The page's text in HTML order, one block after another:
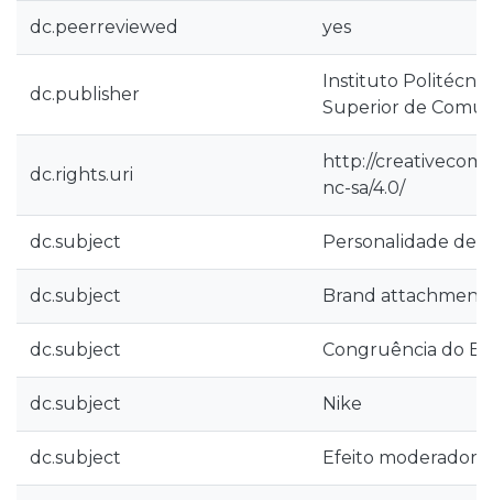
dc.peerreviewed yes
dc.publisher
Instituto
Superior de
dc.rights.uri
http://
nc-sa/4.0/
dc.subject Personalidade de
dc.subject Brand attachment
dc.subject Congruência do Eu
dc.subject Nike
dc.subject Efeito moderador